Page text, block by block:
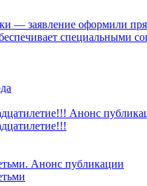
— заявление оформили
специальными
Анонс
Анонс публикации